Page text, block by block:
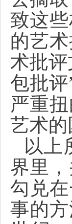
致这
的艺
术批
包批
严重
艺术
以上
界里
勾兑
事的